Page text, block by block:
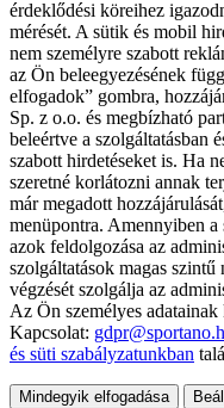
érdeklődési köreihez
mérését. A sütik és mobil
nem személyre szabott
az Ön beleegyezésének
elfogadok” gombra,
Sp. z o.o. és megbízható
beleértve a szolgáltatásban
szabott hirdetéseket is. Ha
szeretné korlátozni annak
már megadott
menüpontra. Amennyiben a
azok feldolgozása az
szolgáltatások magas
végzését szolgálja az
Az Ön személyes
Kapcsolat:
és süti szabályzatunkban
Mindegyik elfogadása